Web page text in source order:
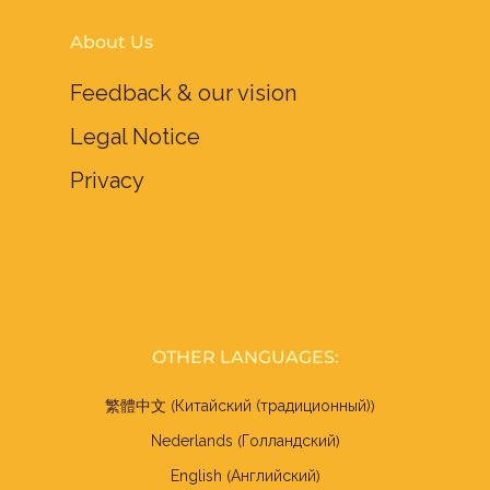
About Us
Feedback & our vision
Legal Notice
Privacy
OTHER LANGUAGES:
繁體中文 (Китайский (традиционный))
Nederlands (Голландский)
English (Английский)